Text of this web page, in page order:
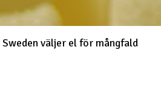
väljer el för mångfald